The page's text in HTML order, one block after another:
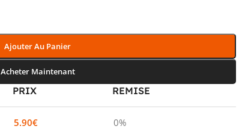
Ajouter Au Panier
Acheter Maintenant
PRIX REMISE
5.90€ 0%